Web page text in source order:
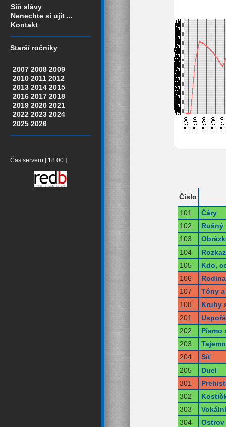
Síň slávy
Nenechte si ujít ...
Kontakt
Starší ročníky
2007 2008 2009
2010 2011 2012
2013 2014 2015
2016 2017 2018
2019 2020 2021
2022 2023 2024
2025 2026
Čas serveru [ 18:00 ]
Číslo
101
Čáry
102
Rušný
103
104
105
Kdo,
106
Rodina
107
Tóny
108
Kruhy
201
202
Písmo
203
204
Síť
205
Duel
301
302
303
Vokální
304